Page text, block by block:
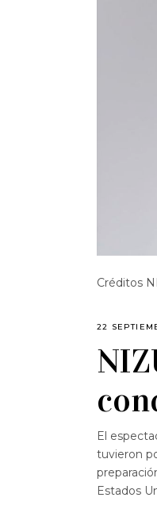
Créditos
22
El
tuvieron
Estados